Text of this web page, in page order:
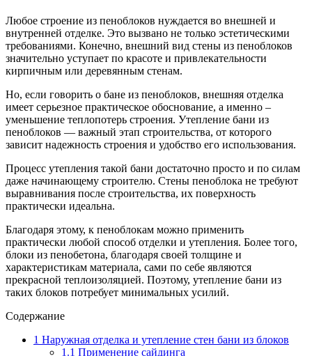
Любое строение из пеноблоков нуждается во внешней и
внутренней отделке. Это вызвано не только эстетическими
требованиями. Конечно, внешний вид стены из пеноблоков
значительно уступает по красоте и привлекательности
кирпичным или деревянным стенам.
Но, если говорить о бане из пеноблоков, внешняя отделка
имеет серьезное практическое обоснование, а именно –
уменьшение теплопотерь строения. Утепление бани из
пеноблоков — важный этап строительства, от которого
зависит надежность строения и удобство его использования.
Процесс утепления такой бани достаточно просто и по силам
даже начинающему строителю. Стены пеноблока не требуют
выравнивания после строительства, их поверхность
практически идеальна.
Благодаря этому, к пеноблокам можно применить
практически любой способ отделки и утепления. Более того,
блоки из пенобетона, благодаря своей толщине и
характеристикам материала, сами по себе являются
прекрасной теплоизоляцией. Поэтому, утепление бани из
таких блоков потребует минимальных усилий.
Содержание
1 Наружная отделка и утепление стен бани из блоков
1.1 Применение сайдинга